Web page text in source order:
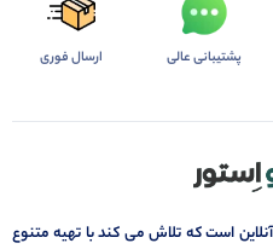
پشتیبانی عالی ارسال فوری
است که تلاش می کند با تهیه متنوع